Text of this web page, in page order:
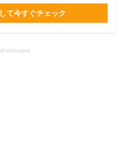
て今すぐチェック